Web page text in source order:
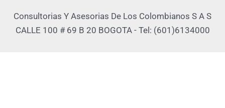
Consultorias Y Asesorias De Los Colombianos S A S
CALLE 100 # 69 B 20 BOGOTA - Tel: (601)6134000